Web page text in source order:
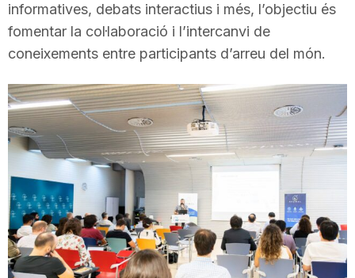
a
t
d
T
a
informatives, debats interactius i més, l’objectiu és
fomentar la col·laboració i l’intercanvi de
coneixements entre participants d’arreu del món.